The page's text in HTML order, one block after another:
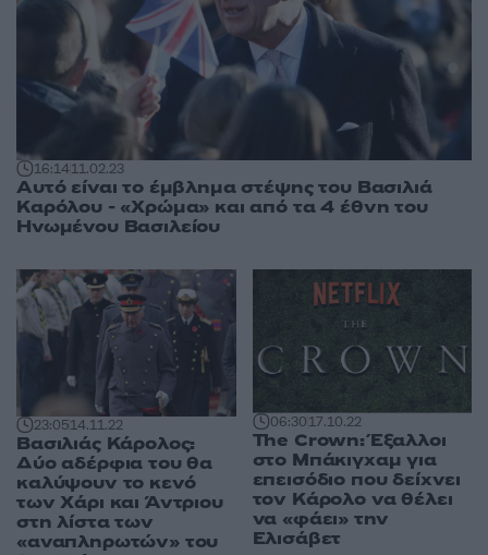
16:1411.02.23
Αυτό είναι το έμβλημα στέψης του Βασιλιά
Καρόλου - «Χρώμα» και από τα 4 έθνη του
Ηνωμένου Βασιλείου
23:0514.11.22
Βασιλιάς Κάρολος:
Δύο αδέρφια του θα
καλύψουν το κενό
των Χάρι και Άντριου
στη λίστα των
«αναπληρωτών» του
06:3017.10.22
The Crown: Έξαλλοι
στο Μπάκιγχαμ για
επεισόδιο που δείχνει
τον Κάρολο να θέλει
να «φάει» την
Ελισάβετ